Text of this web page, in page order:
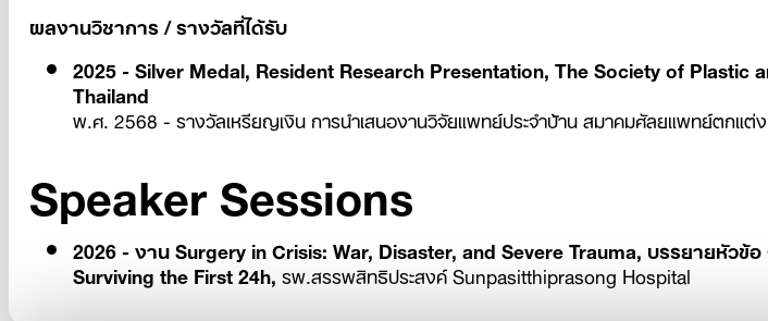
ผลงานวิชาการ / รางวัลที่ได้รับ
2025 - Silver Medal, Resident Research Presentation, The Society of Plastic
Thailand
พ.ศ. 2568 - รางวัลเหรียญเงิน การนำเสนองานวิจัยแพทย์ประจำบ้าน สมาคมศัลยแพทย์ตกแต่ง
Speaker Sessions
2026 - งาน Surgery in Crisis: War, Disaster, and Severe Trauma,​ บรรยายหัวข้
Surviving the First 24h,รพ.สรรพสิทธิประสงค์ Sunpasitthiprasong Hospital